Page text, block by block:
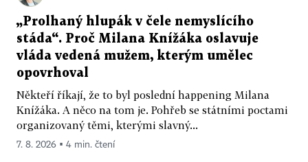
„Prolhaný hlupák v čele nemyslícího
stáda“. Proč Milana Knížáka oslavuje
vláda vedená mužem, kterým umělec
opovrhoval
Někteří říkají, že to byl poslední happening Milana
Knížáka. A něco na tom je. Pohřeb se státními poctami
organizovaný těmi, kterými slavný...
7. 8. 2026 ▪ 4 min. čtení